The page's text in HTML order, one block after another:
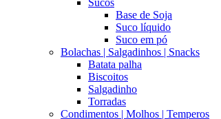
Sucos
Base de Soja
Suco líquido
Suco em pó
Bolachas | Salgadinhos | Snacks
Batata palha
Biscoitos
Salgadinho
Torradas
Condimentos | Molhos | Temperos